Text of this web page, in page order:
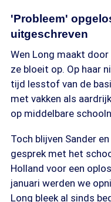
'Probleem'
uitgeschreven
Wen Long maakt
ze bloeit op. Op haar
tijd lesstof van de
met vakken als
op middelbare
Toch blijven Sander
gesprek met het
Holland voor een
januari werden we
Long bleek al sinds